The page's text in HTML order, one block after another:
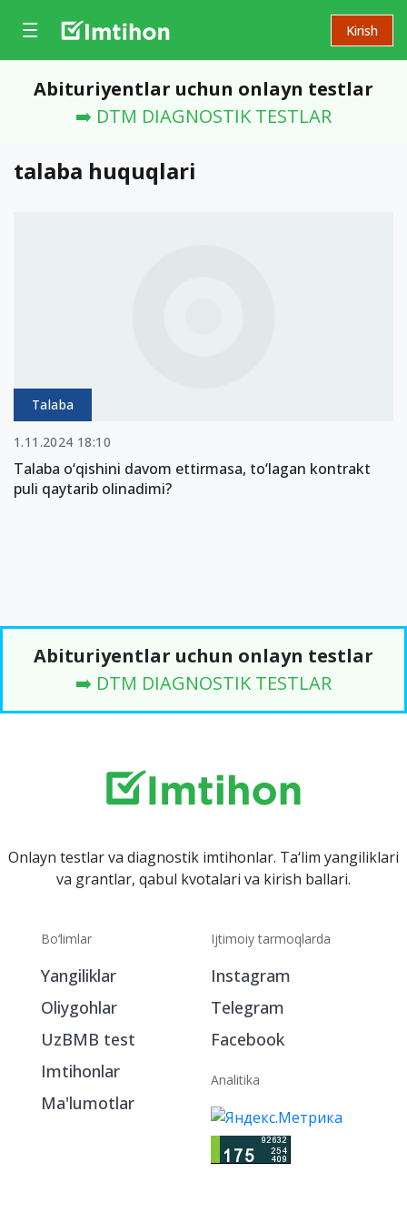
Kirish
Abituriyentlar uchun onlayn testlar
➡️ DTM DIAGNOSTIK TESTLAR
talaba huquqlari
Talaba
1.11.2024 18:10
Talaba o‘qishini davom ettirmasa, to‘lagan kontrakt
puli qaytarib olinadimi?
Abituriyentlar uchun onlayn testlar
➡️ DTM DIAGNOSTIK TESTLAR
Onlayn testlar va diagnostik imtihonlar. Ta‘lim yangiliklari
va grantlar, qabul kvotalari va kirish ballari.
Bo‘limlar
Yangiliklar
Oliygohlar
UzBMB test
Imtihonlar
Ma'lumotlar
Ijtimoiy tarmoqlarda
Instagram
Telegram
Facebook
Analitika